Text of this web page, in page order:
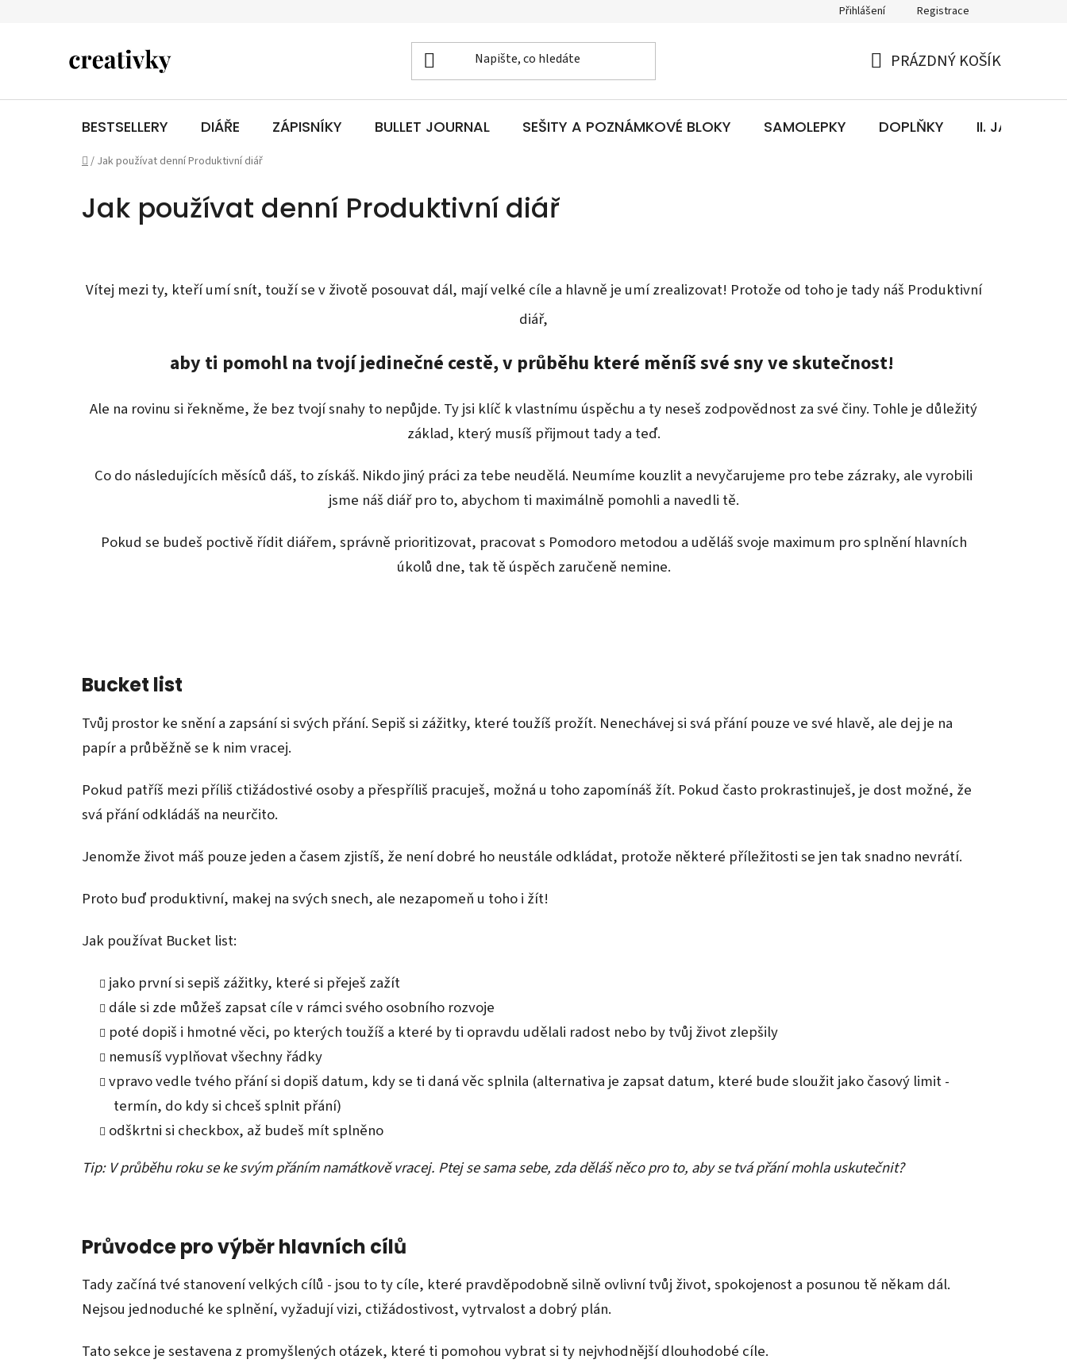
Přihlášení Registrace
KOŠÍK
PRÁZDNÝ KOŠÍK
BESTSELLERY DIÁŘE ZÁPISNÍKY BULLET JOURNAL SEŠITY A POZNÁMKOVÉ BLOKY SAMOLEPKY DOPLŇKY II. JAKOST
Domů
/ Jak používat denní Produktivní diář
Jak používat denní Produktivní diář
Vítej mezi ty, kteří umí snít, touží se v životě posouvat dál, mají velké cíle a hlavně je umí zrealizovat! Protože od toho je tady náš Produktivní
diář,
aby ti pomohl na tvojí jedinečné cestě, v průběhu které měníš své sny ve skutečnost!
Ale na rovinu si řekněme, že bez tvojí snahy to nepůjde. Ty jsi klíč k vlastnímu úspěchu a ty neseš zodpovědnost za své činy. Tohle je důležitý
základ, který musíš přijmout tady a teď.
Co do následujících měsíců dáš, to získáš. Nikdo jiný práci za tebe neudělá. Neumíme kouzlit a nevyčarujeme pro tebe zázraky, ale vyrobili
jsme náš diář pro to, abychom ti maximálně pomohli a navedli tě.
Pokud se budeš poctivě řídit diářem, správně prioritizovat, pracovat s Pomodoro metodou a uděláš svoje maximum pro splnění hlavních
úkolů dne, tak tě úspěch zaručeně nemine.
Bucket list
Tvůj prostor ke snění a zapsání si svých přání. Sepiš si zážitky, které toužíš prožít. Nenechávej si svá přání pouze ve své hlavě, ale dej je na
papír a průběžně se k nim vracej.
Pokud patříš mezi příliš ctižádostivé osoby a přespříliš pracuješ, možná u toho zapomínáš žít. Pokud často prokrastinuješ, je dost možné, že
svá přání odkládáš na neurčito.
Jenomže život máš pouze jeden a časem zjistíš, že není dobré ho neustále odkládat, protože některé příležitosti se jen tak snadno nevrátí.
Proto buď produktivní, makej na svých snech, ale nezapomeň u toho i žít!
Jak používat Bucket list:
jako první si sepiš zážitky, které si přeješ zažít
dále si zde můžeš zapsat cíle v rámci svého osobního rozvoje
poté dopiš i hmotné věci, po kterých toužíš a které by ti opravdu udělali radost nebo by tvůj život zlepšily
nemusíš vyplňovat všechny řádky
vpravo vedle tvého přání si dopiš datum, kdy se ti daná věc splnila (alternativa je zapsat datum, které bude sloužit jako časový limit -
termín, do kdy si chceš splnit přání)
odškrtni si checkbox, až budeš mít splněno
Tip: V průběhu roku se ke svým přáním namátkově vracej. Ptej se sama sebe, zda děláš něco pro to, aby se tvá přání mohla uskutečnit?
Průvodce pro výběr hlavních cílů
Tady začíná tvé stanovení velkých cílů - jsou to ty cíle, které pravděpodobně silně ovlivní tvůj život, spokojenost a posunou tě někam dál.
Nejsou jednoduché ke splnění, vyžadují vizi, ctižádostivost, vytrvalost a dobrý plán.
Tato sekce je sestavena z promyšlených otázek, které ti pomohou vybrat si ty nejvhodnější dlouhodobé cíle.